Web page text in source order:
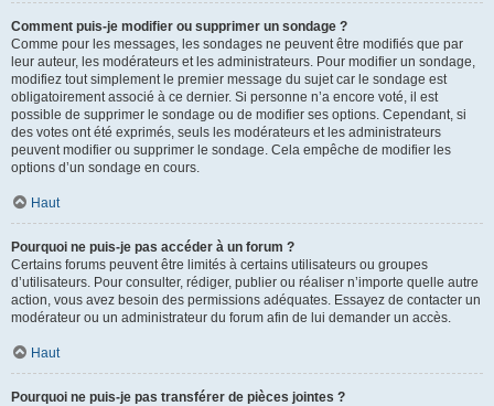
Comment puis-je modifier ou supprimer un sondage ?
Comme pour les messages, les sondages ne peuvent être modifiés que par
leur auteur, les modérateurs et les administrateurs. Pour modifier un sondage,
modifiez tout simplement le premier message du sujet car le sondage est
obligatoirement associé à ce dernier. Si personne n’a encore voté, il est
possible de supprimer le sondage ou de modifier ses options. Cependant, si
des votes ont été exprimés, seuls les modérateurs et les administrateurs
peuvent modifier ou supprimer le sondage. Cela empêche de modifier les
options d’un sondage en cours.
Haut
Pourquoi ne puis-je pas accéder à un forum ?
Certains forums peuvent être limités à certains utilisateurs ou groupes
d’utilisateurs. Pour consulter, rédiger, publier ou réaliser n’importe quelle autre
action, vous avez besoin des permissions adéquates. Essayez de contacter un
modérateur ou un administrateur du forum afin de lui demander un accès.
Haut
Pourquoi ne puis-je pas transférer de pièces jointes ?